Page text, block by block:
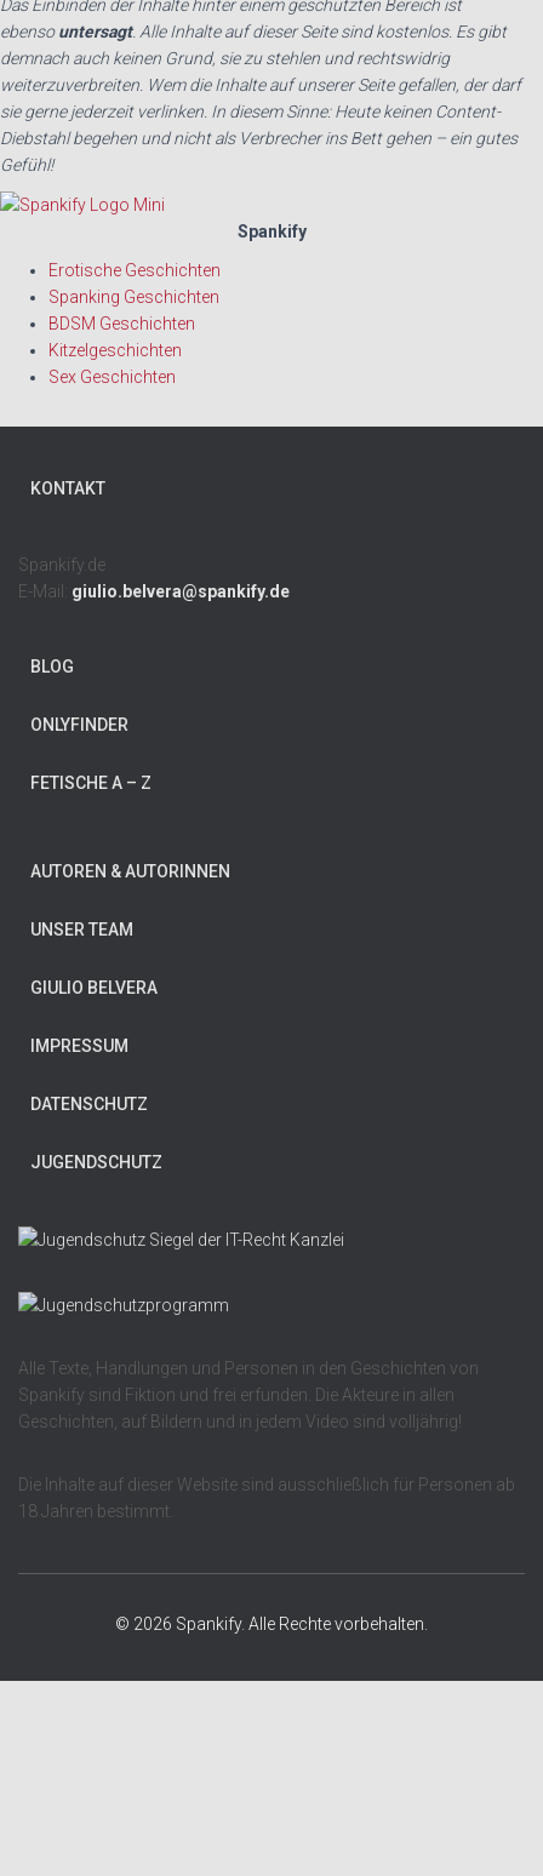
Das Einbinden der Inhalte hinter einem geschützten Bereich ist
ebenso untersagt. Alle Inhalte auf dieser Seite sind kostenlos. Es gibt
demnach auch keinen Grund, sie zu stehlen und rechtswidrig
weiterzuverbreiten. Wem die Inhalte auf unserer Seite gefallen, der darf
sie gerne jederzeit verlinken. In diesem Sinne: Heute keinen Content-
Diebstahl begehen und nicht als Verbrecher ins Bett gehen – ein gutes
Gefühl!
Spankify
Erotische Geschichten
Spanking Geschichten
BDSM Geschichten
Kitzelgeschichten
Sex Geschichten
KONTAKT
Spankify.de
E-Mail: giulio.belvera@spankify.de
BLOG
ONLYFINDER
FETISCHE A – Z
AUTOREN & AUTORINNEN
UNSER TEAM
GIULIO BELVERA
IMPRESSUM
DATENSCHUTZ
JUGENDSCHUTZ
Alle Texte, Handlungen und Personen in den Geschichten von
Spankify sind Fiktion und frei erfunden. Die Akteure in allen
Geschichten, auf Bildern und in jedem Video sind volljährig!
Die Inhalte auf dieser Website sind ausschließlich für Personen ab
18 Jahren bestimmt.
© 2026 Spankify. Alle Rechte vorbehalten.